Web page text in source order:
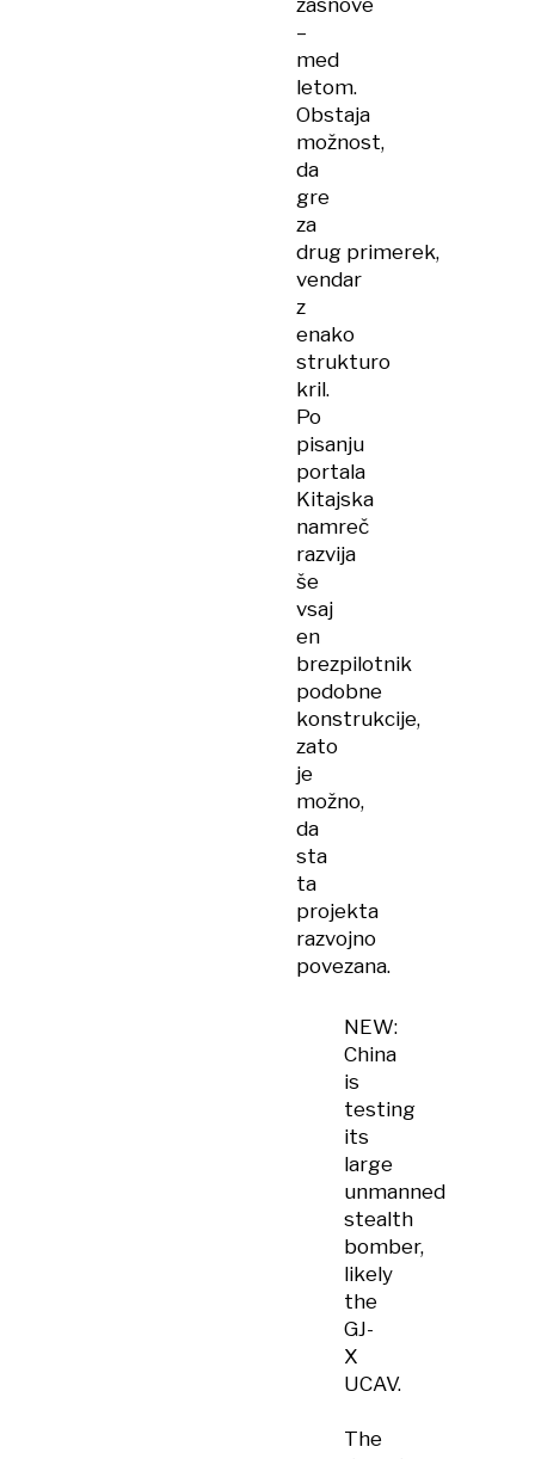
zasnove
–
med
letom.
Obstaja
možnost,
da
gre
za
drug primerek,
vendar
z
enako
strukturo
kril.
Po
pisanju
portala
Kitajska
namreč
razvija
še
vsaj
en
brezpilotnik
podobne
konstrukcije,
zato
je
možno,
da
sta
ta
projekta
razvojno
povezana.
NEW:
China
is
testing
its
large
unmanned
stealth
bomber,
likely
the
GJ-
X
UCAV.
The